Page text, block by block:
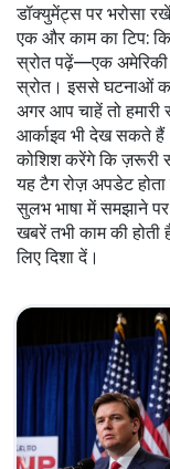
डॉक्युमेंट्स पर भरोसा
एक और काम का टिप:
स्रोत पढ़ें—एक अमेरिकी
स्रोत। इससे घटनाओं
अगर आप चाहें तो
आर्काइव भी देख सकते
कोशिश करेंगे कि ज़रूरी
यह टैग रोज़ अपडेट
सुलभ भाषा में समझाने
खबरें तभी काम की
लिए दिशा दें।